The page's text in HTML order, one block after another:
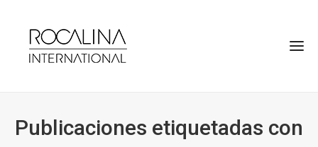
Publicaciones etiquetadas con